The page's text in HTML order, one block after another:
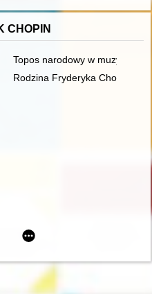
CHOPIN
Człowiek, dzieło, rezonans
Topos narodowy w muzyce
Chopina. Próba analizy
Rodzina Fryderyka Chopina na
Chopina : katalog